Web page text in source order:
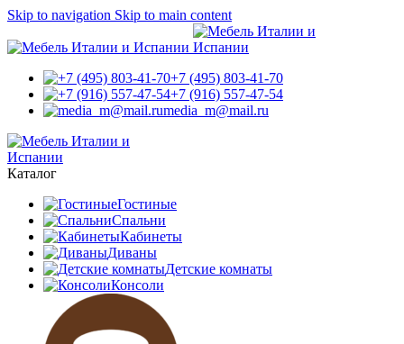
Skip to navigation Skip to main content
+7 (495) 803-41-70
+7 (916) 557-47-54
media_m@mail.ru
Каталог
Гостиные
Спальни
Кабинеты
Диваны
Детские комнаты
Консоли